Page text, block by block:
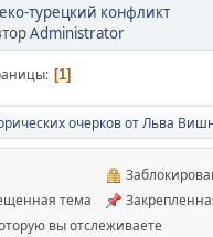
турецкий конфликт
Administrator
1
очерков от Льва
тема
вы отслеживаете